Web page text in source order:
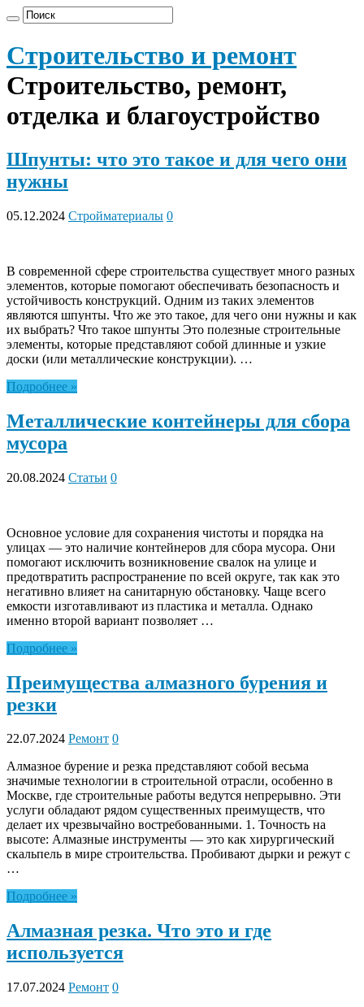
Строительство и ремонт
Строительство, ремонт,
отделка и благоустройство
Шпунты: что это такое и для чего они
нужны
05.12.2024 Стройматериалы 0
В современной сфере строительства существует много разных
элементов, которые помогают обеспечивать безопасность и
устойчивость конструкций. Одним из таких элементов
являются шпунты. Что же это такое, для чего они нужны и как
их выбрать? Что такое шпунты Это полезные строительные
элементы, которые представляют собой длинные и узкие
доски (или металлические конструкции). …
Подробнее »
Металлические контейнеры для сбора
мусора
20.08.2024 Статьи 0
Основное условие для сохранения чистоты и порядка на
улицах — это наличие контейнеров для сбора мусора. Они
помогают исключить возникновение свалок на улице и
предотвратить распространение по всей округе, так как это
негативно влияет на санитарную обстановку. Чаще всего
емкости изготавливают из пластика и металла. Однако
именно второй вариант позволяет …
Подробнее »
Преимущества алмазного бурения и
резки
22.07.2024 Ремонт 0
Алмазное бурение и резка представляют собой весьма
значимые технологии в строительной отрасли, особенно в
Москве, где строительные работы ведутся непрерывно. Эти
услуги обладают рядом существенных преимуществ, что
делает их чрезвычайно востребованными. 1. Точность на
высоте: Алмазные инструменты — это как хирургический
скальпель в мире строительства. Пробивают дырки и режут с
…
Подробнее »
Алмазная резка. Что это и где
используется
17.07.2024 Ремонт 0